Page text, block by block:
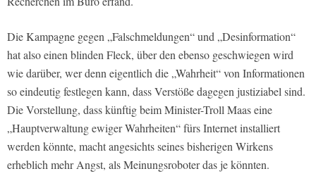
Die Kampagne gegen „Falschmeldungen“ und „Desinformation“
hat also einen blinden Fleck, über den ebenso geschwiegen wird
wie darüber, wer denn eigentlich die „Wahrheit“ von Informationen
so eindeutig festlegen kann, dass Verstöße dagegen justiziabel sind.
Die Vorstellung, dass künftig beim Minister-Troll Maas eine
„Hauptverwaltung ewiger Wahrheiten“ fürs Internet installiert
werden könnte, macht angesichts seines bisherigen Wirkens
erheblich mehr Angst, als Meinungsroboter das je könnten.